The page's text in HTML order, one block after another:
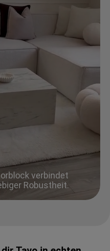
verbindet
Robustheit.